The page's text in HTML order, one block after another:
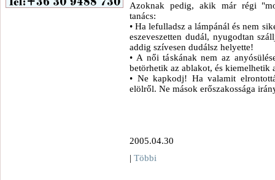
Azoknak pedig, akik már régi
tanács:
• Ha lefulladsz a lámpánál és nem
eszeveszetten dudál, nyugodtan
addig szívesen dudálsz helyette!
• A női táskának nem az
betörhetik az ablakot, és kiemelhetik
• Ne kapkodj! Ha valamit
elölről. Ne mások erőszakossága
2005.04.30
| Többi